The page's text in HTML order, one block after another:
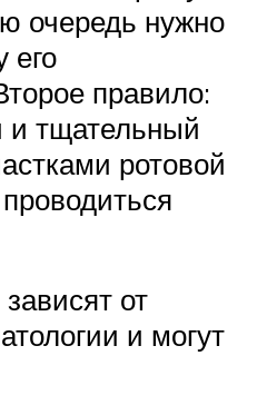
очередь нужно
его
правило:
и тщательный
ротовой
от
и могут